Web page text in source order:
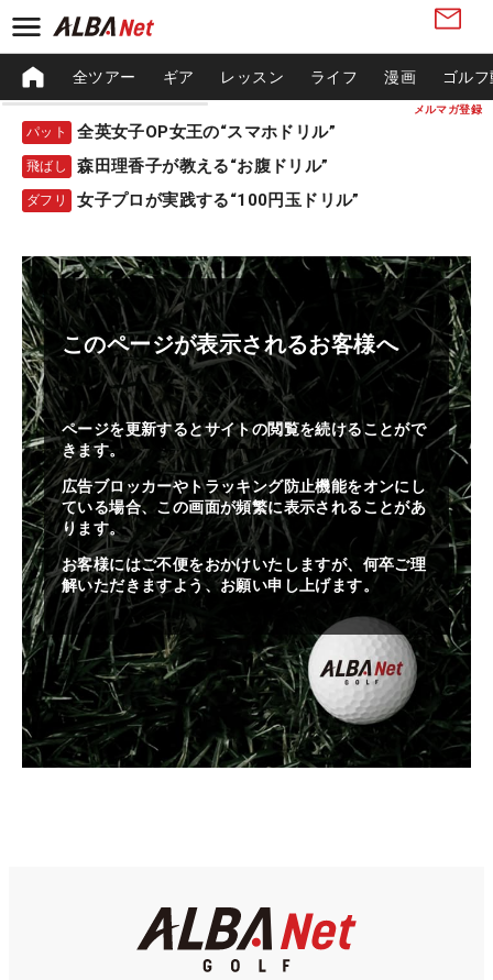
メルマガ登録
全ツアー ギア レッスン ライフ 漫画 ゴル
パット 全英女子OP女王の“スマホドリル”
飛ばし 森田理香子が教える“お腹ドリル”
ダフリ 女子プロが実践する“100円玉ドリル”
このページが表示されるお客様へ
ページを更新するとサイトの閲覧を続けることがで
きます。
広告ブロッカーやトラッキング防止機能をオンにし
ている場合、この画面が頻繁に表示されることがあ
ります。
お客様にはご不便をおかけいたしますが、何卒ご理
解いただきますよう、お願い申し上げます。